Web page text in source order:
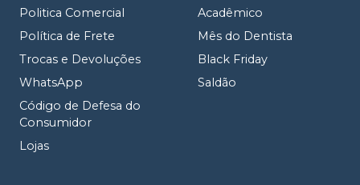
Politica Comercial
Política de Frete
Trocas e Devoluções
WhatsApp
Código de Defesa do
Consumidor
Lojas
Acadêmico
Mês do Dentista
Black Friday
Saldão